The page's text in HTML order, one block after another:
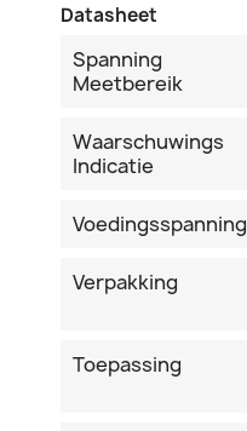
Datasheet
Spanning
Meetbereik
Waarschuwings
Indicatie
Voedingsspanning
Verpakking
Toepassing